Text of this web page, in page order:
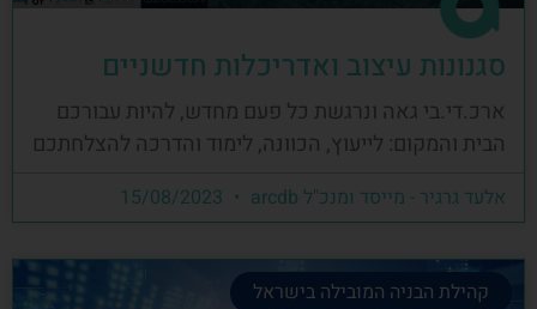
סגנונות עיצוב ואדריכלות חדשניים
ארכ.די.בי גאה ונרגשת כל פעם מחדש, להיות עבורכם
הבית והמקום: לייעוץ, הכוונה, לימוד והדרכה להצלחתכם
אלעד גרגיר - מייסד ומנכ"ל arcdb
קהילת הבניה המובילה בישראל